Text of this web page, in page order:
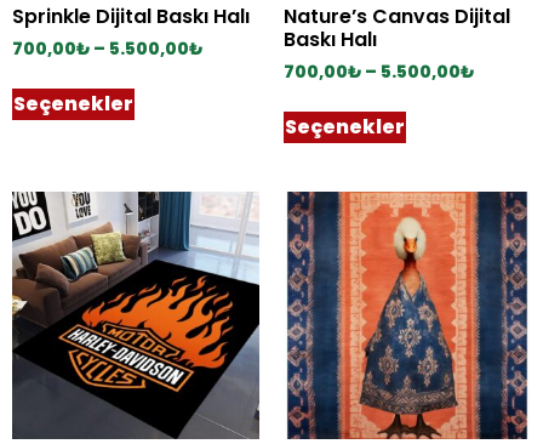
Sprinkle Dijital Baskı Halı
700,00₺ – 5.500,00₺
Seçenekler
Nature’s Canvas Dijital
Baskı Halı
700,00₺ – 5.500,00₺
Seçenekler